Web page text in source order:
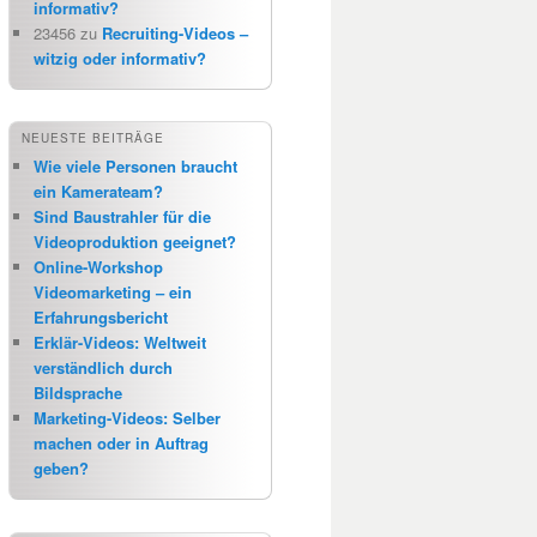
informativ?
23456 zu Recruiting-Videos –
witzig oder informativ?
NEUESTE BEITRÄGE
Wie viele Personen braucht
ein Kamerateam?
Sind Baustrahler für die
Videoproduktion geeignet?
Online-Workshop
Videomarketing – ein
Erfahrungsbericht
Erklär-Videos: Weltweit
verständlich durch
Bildsprache
Marketing-Videos: Selber
machen oder in Auftrag
geben?